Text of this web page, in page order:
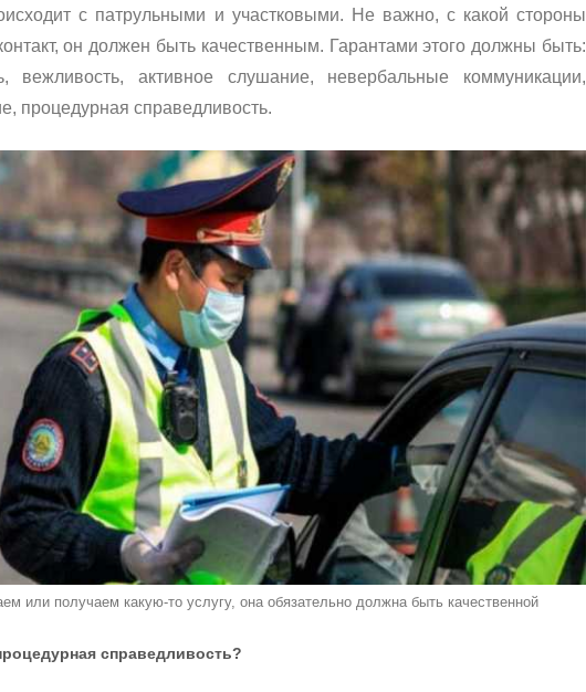
с патрульными и участковыми. Не важно, с какой стороны
он должен быть качественным. Гарантами этого должны быть:
вежливость, активное слушание, невербальные коммуникации,
процедурная справедливость.
или получаем какую-то услугу, она обязательно должна быть качественной
справедливость?